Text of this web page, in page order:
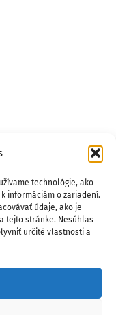
technológie, ako
informáciám o zariadení.
údaje, ako je
tejto stránke. Nesúhlas
určité vlastnosti a